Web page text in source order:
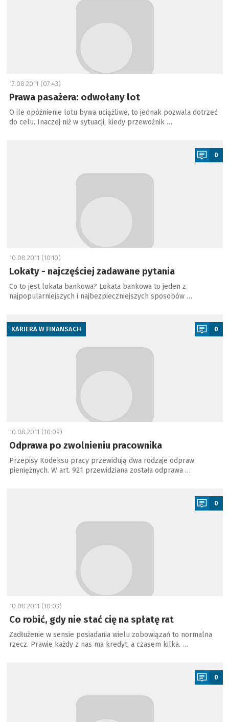
17.08.2011 (07:43)
Prawa pasażera: odwołany lot
O ile opóźnienie lotu bywa uciążliwe, to jednak pozwala dotrzeć
do celu. Inaczej niż w sytuacji, kiedy przewoźnik …
0
10.08.2011 (10:10)
Lokaty - najczęściej zadawane pytania
Co to jest lokata bankowa? Lokata bankowa to jeden z
najpopularniejszych i najbezpieczniejszych sposobów …
KARIERA W FINANSACH 0
10.08.2011 (10:09)
Odprawa po zwolnieniu pracownika
Przepisy Kodeksu pracy przewidują dwa rodzaje odpraw
pieniężnych. W art. 921 przewidziana została odprawa …
0
10.08.2011 (10:03)
Co robić, gdy nie stać cię na spłatę rat
Zadłużenie w sensie posiadania wielu zobowiązań to normalna
rzecz. Prawie każdy z nas ma kredyt, a czasem kilka. …
0